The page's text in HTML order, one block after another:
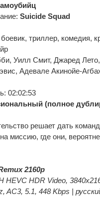
Suicide Squad
триллер, комедия,
Уилл Смит, Джаред
Адевале Акинойе-
02:02:53
(полное
решает дать
миссию, где они,
2160p
HEVC HDR Video,
AC3, 5.1, 448 Kbps |